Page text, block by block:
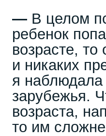
— В целом
ребенок
возрасте,
и никаких
я наблюдала
зарубежья.
возраста,
то им